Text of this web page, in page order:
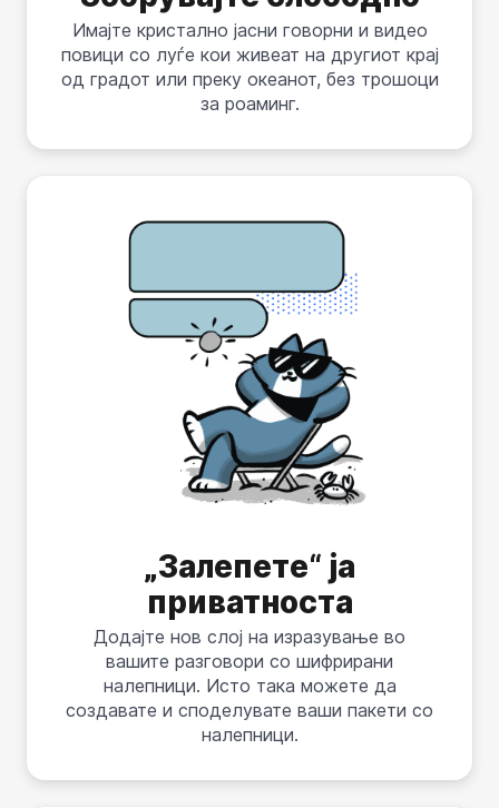
Имајте кристално јасни говорни и видео
повици со луѓе кои живеат на другиот крај
од градот или преку океанот, без трошоци
за роаминг.
„Залепете“ ја
приватноста
Додајте нов слој на изразување во
вашите разговори со шифрирани
налепници. Исто така можете да
создавате и споделувате ваши пакети со
налепници.